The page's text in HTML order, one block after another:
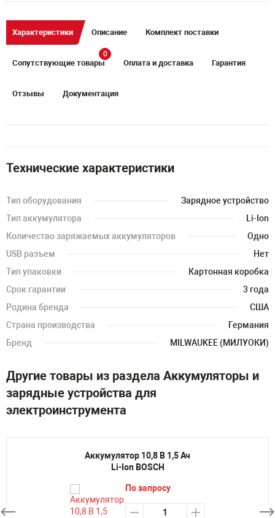
Характеристики Описание Комплект поставки
Сопутствующие товары
0
Оплата и доставка Гарантия
Отзывы Документация
Технические характеристики
Тип оборудования
Зарядное устройство
Тип аккумулятора
Li-Ion
Количество заряжаемых аккумуляторов
Одно
USB разъем
Нет
Тип упаковки
Картонная коробка
Срок гарантии
3 года
Родина бренда
США
Страна производства
Германия
Бренд
MILWAUKEE (МИЛУОКИ)
Другие товары из раздела Аккумуляторы и
зарядные устройства для
электроинструмента
Аккумулятор 10,8 В 1,5 Ач
Li-Ion BOSCH
По запросу